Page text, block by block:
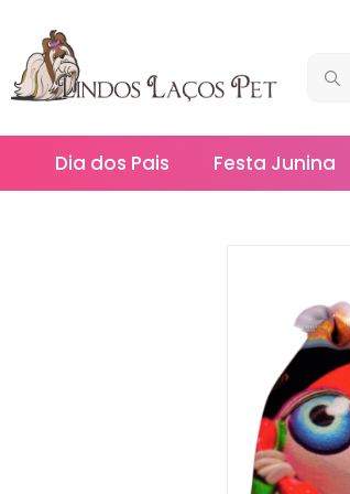
Dia dos Pais Festa Junina